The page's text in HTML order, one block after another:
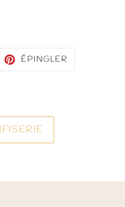
ÉPINGLER